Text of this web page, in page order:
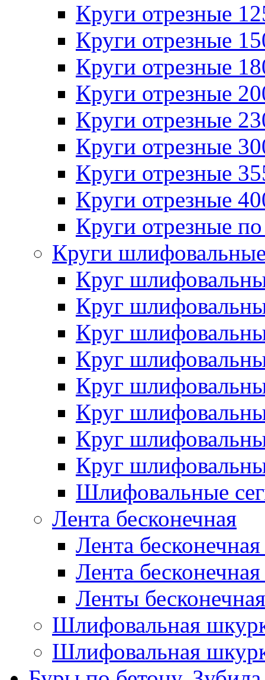
Круги отрезные
Круги отрезные
Круги отрезные
Круги отрезные
Круги отрезные
Круги отрезные
Круги отрезные
Круги отрезные
Круги отрезные
Круги
Круг
Круг
Круг
Круг
Круг
Круг
Круг
Круг
Шлифовальные
Лента бесконечная
Лента
Лента
Ленты
Шлифовальная
Шлифовальная